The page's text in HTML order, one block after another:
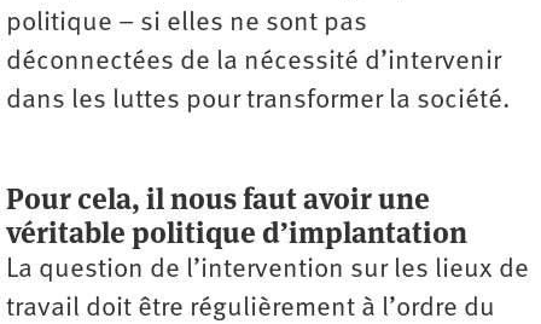
politique – si elles ne sont pas
déconnectées de la nécessité d’intervenir
dans les luttes pour transformer la société.
Pour cela, il nous faut avoir une
véritable politique d’implantation
La question de l’intervention sur les lieux de
travail doit être régulièrement à l’ordre du